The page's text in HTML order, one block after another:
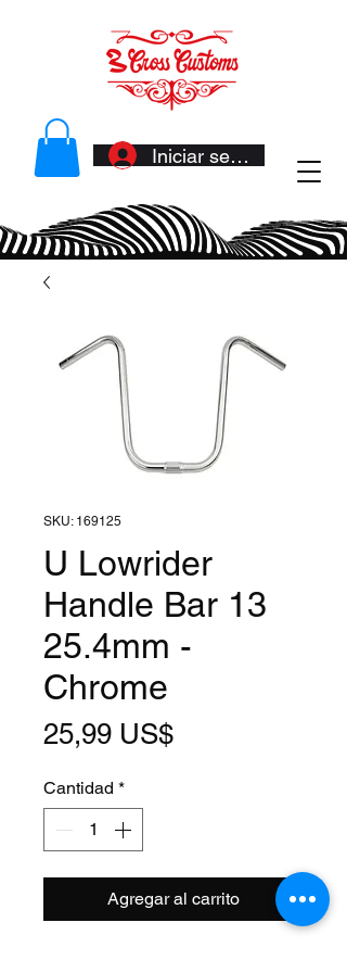
Iniciar sesión
SKU: 169125
U Lowrider
Handle Bar 13
25.4mm -
Chrome
25,99 US$Precio
Cantidad *
Agregar al carrito